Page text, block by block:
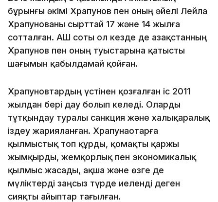
бұрынғы әкімі Храпунов пен оның әйелі Лейла
Храпунованы сырттай 17 және 14 жылға
сотталған. АҚШ соты ол кезде де Қазақстанның
Храпунов пен оның туыстарына қатысты
шағымын қабылдамай қойған.
Храпуновтардың үстінен қозғалған іс 2011
жылдан бері дау болып келеді. Оларды
тұтқындау туралы санкция және халықаралық
іздеу жарияланған. Храпунаотарға
қылмыстық топ құрды, қомақты қаржы
жымқырды, жемқорлық пен экономикалық
қылмыс жасады, ақша және өзге де
мүліктерді заңсыз түрде иеленді деген
сияқты айыптар тағылған.